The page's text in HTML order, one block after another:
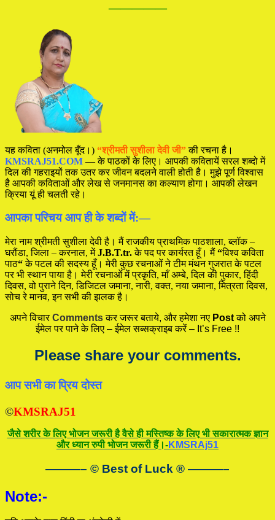
—————
यह कविता (अनमोल बूँद।) “श्रीमती सुशीला देवी जी”की रचना है।
KMSRAJ51.COM — के पाठकों के लिए। आपकी कवितायें सरल शब्दो में
दिल की गहराइयों तक उतर कर जीवन बदलने वाली होती है। मुझे पूर्ण विश्वास
है आपकी कविताओं और लेख से जनमानस का कल्याण होगा। आपकी लेखन
क्रिया यूं ही चलती रहे।
आपका परिचय आप ही के शब्दों में:—
मेरा नाम श्रीमती सुशीला देवी है। मैं राजकीय प्राथमिक पाठशाला, ब्लॉक –
घरौंडा, जिला – करनाल, मेंJ.B.T.tr.के पद पर कार्यरत हूँ। मैं“विश्व कविता
पाठ“के पटल की सदस्य हूँ। मेरी कुछ रचनाओं ने टीम मंथन गुजरात के पटल
पर भी स्थान पाया है। मेरी रचनाओं में प्रकृति, माँ अम्बे, दिल की पुकार, हिंदी
दिवस, वो पुराने दिन, डिजिटल जमाना, नारी, वक्त, नया जमाना, मित्रता दिवस,
सोच रे मानव, इन सभी की झलक है।
अपने विचारCommentsकर जरूर बताये, और हमेशा नए Postको अपने
ईमेल पर पाने के लिए – ईमेल सब्सक्राइब करें – It’s Free !!
Please share your comments.
आप सभी का प्रिय दोस्त
©KMSRAJ51
जैसे शरीर के लिए भोजन जरूरी है वैसे ही मस्तिष्क के लिए भी सकारात्मक ज्ञान
और ध्यान रुपी भोजन जरूरी हैं।-KMSRAj51
———– © Best of Luck ® ———–
Note:-